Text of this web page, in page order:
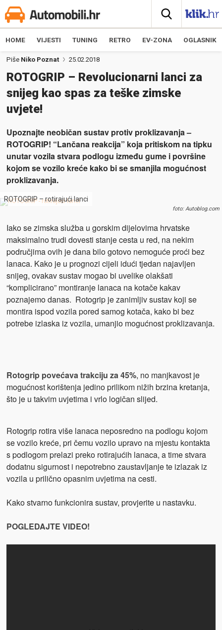
HOME VIJESTI TUNING RETRO EV-ZONA OGLASNIK
Piše Niko Poznat 25.02.2018
ROTOGRIP – Revolucionarni lanci za
snijeg kao spas za teške zimske
uvjete!
Upoznajte neobičan sustav protiv proklizavanja –
ROTOGRIP! “Lančana reakcija” koja pritiskom na tipku
unutar vozila stvara podlogu između gume i površine
kojom se vozilo kreće kako bi se smanjila mogućnost
proklizavanja.
ROTOGRIP – rotirajući lanci
foto: Autoblog.com
Iako se zimska služba u gorskim dijelovima hrvatske
maksimalno trudi dovesti stanje cesta u red, na nekim
područjima ovih je dana bilo gotovo nemoguće proći bez
lanaca. Kako je u prognozi cijeli idući tjedan najavljen
snijeg, ovakav sustav mogao bi uvelike olakšati
“komplicirano” montiranje lanaca na kotače kakav
poznajemo danas. Rotogrip je zanimljiv sustav koji se
montira ispod vozila pored samog kotača, kako bi bez
potrebe izlaska iz vozila, umanjio mogućnost proklizavanja.
Rotogrip povećava trakciju za 45%, no manjkavost je
mogućnost korištenja jedino prilikom nižih brzina kretanja,
što je u takvim uvjetima i vrlo logičan slijed.
Rotogrip rotira više lanaca neposredno na podlogu kojom
se vozilo kreće, pri čemu vozilo upravo na mjestu kontakta
s podlogom prelazi preko rotirajućih lanaca, a time stvara
dodatnu sigurnost i nepotrebno zaustavljanje te izlazak iz
vozila u prilično opasnim uvjetima na cesti.
Kako stvarno funkcionira sustav, provjerite u nastavku.
POGLEDAJTE VIDEO!